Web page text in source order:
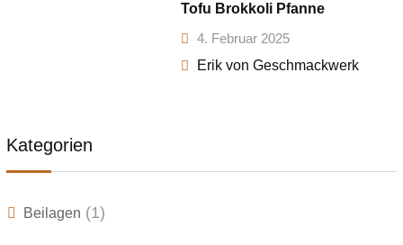
Tofu Brokkoli Pfanne
4. Februar 2025
Erik von Geschmackwerk
Kategorien
Beilagen (1)